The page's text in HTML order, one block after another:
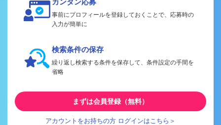
事前にプロフィールを登録しておくことで、応募時の
入力が簡単に
検索条件の保存
繰り返し検索する条件を保存して、条件設定の手間を
省略
まずは会員登録（無料）
アカウントをお持ちの方 ログインはこちら＞